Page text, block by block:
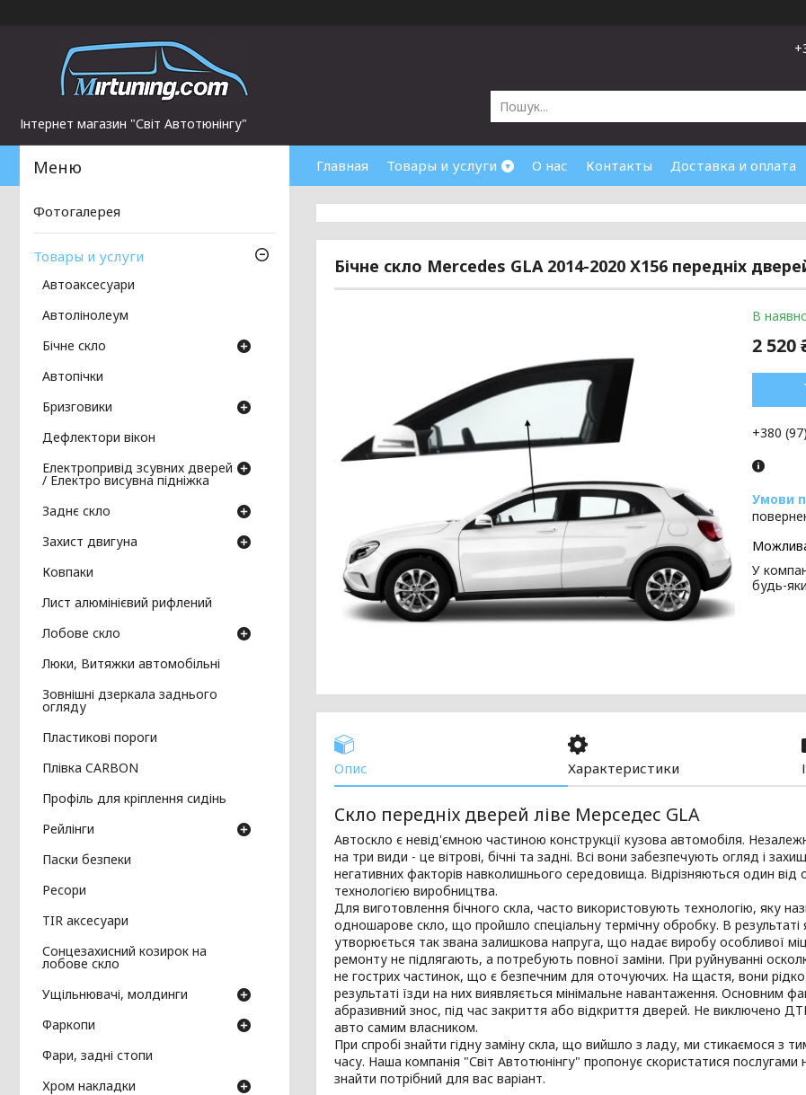
Інтернет магазин "Світ Автотюнінгу"
Главная Товары и услуги О нас Контакты Доставка и оплата
Бічне скло Mercedes GLA 2014-2020 X156 передніх
В
2 520
+380
У
будь-
Опис Характеристики
Скло передніх дверей ліве Мерседес GLA
Автоскло є невід'ємною частиною конструкції кузова автомобіля.
на три види - це вітрові, бічні та задні. Всі вони забезпечують огляд і
негативних факторів навколишнього середовища. Відрізняються один від
технологією виробництва.
Для виготовлення бічного скла, часто використовують технологію, яку
одношарове скло, що пройшло спеціальну термічну обробку. В результаті
утворюється так звана залишкова напруга, що надає виробу особливої
ремонту не підлягають, а потребують повної заміни. При руйнуванні
не гострих частинок, що є безпечним для оточуючих. На щастя, вони
результаті їзди на них виявляється мінімальне навантаження. Основним
абразивний знос, під час закриття або відкриття дверей. Не виключено
авто самим власником.
При спробі знайти гідну заміну скла, що вийшло з ладу, ми стикаємося з
часу. Наша компанія "Світ Автотюнінгу" пропонує скористатися послугами
знайти потрібний для вас варіант.
Фотогалерея
Товары и услуги
Автоаксесуари
Автолінолеум
Бічне скло
Автопічки
Бризговики
Дефлектори вікон
Електропривід зсувних дверей
/ Електро висувна підніжка
Заднє скло
Захист двигуна
Ковпаки
Лист алюмінієвий рифлений
Лобове скло
Люки, Витяжки автомобільні
Зовнішні дзеркала заднього
огляду
Пластикові пороги
Плівка CARBON
Профіль для кріплення сидінь
Рейлінги
Паски безпеки
Ресори
TIR аксесуари
Сонцезахисний козирок на
лобове скло
Ущільнювачі, молдинги
Фаркопи
Фари, задні стопи
Хром накладки